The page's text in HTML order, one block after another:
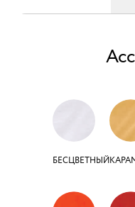
БЕСЦВЕТНЫЙ